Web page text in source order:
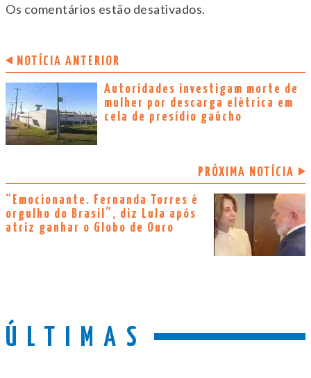
Os comentários estão desativados.
NOTÍCIA ANTERIOR
Autoridades investigam morte de
mulher por descarga elétrica em
cela de presídio gaúcho
PRÓXIMA NOTÍCIA
“Emocionante. Fernanda Torres é
orgulho do Brasil”, diz Lula após
atriz ganhar o Globo de Ouro
ÚLTIMAS